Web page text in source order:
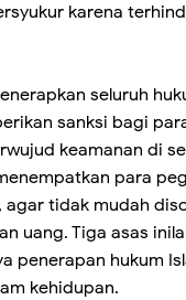
karena
seluruh
sanksi bagi
keamanan di
para
agar tidak mudah
uang. Tiga asas
penerapan hukum
kehidupan.